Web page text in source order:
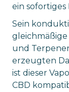
ein
Sein
und
erzeugten
ist dieser
CBD